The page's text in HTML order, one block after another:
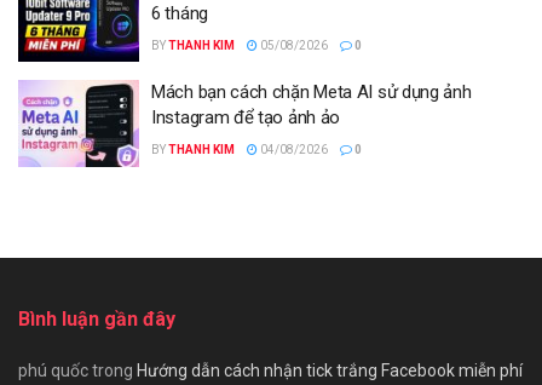
6 tháng
BYTHANH KIM 05/08/2026 0
Mách bạn cách chặn Meta AI sử dụng ảnh
Instagram để tạo ảnh ảo
BYTHANH KIM 04/08/2026 0
Bình luận gần đây
phú quốctrong Hướng dẫn cách nhận tick trắng Facebook miễn phí